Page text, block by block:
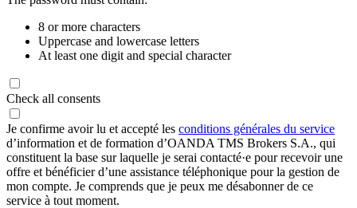
8 or more characters
Uppercase and lowercase letters
At least one digit and special character
Check all consents
Je confirme avoir lu et accepté les conditions générales du service
d’information et de formation d’OANDA TMS Brokers S.A., qui
constituent la base sur laquelle je serai contacté·e pour recevoir une
offre et bénéficier d’une assistance téléphonique pour la gestion de
mon compte. Je comprends que je peux me désabonner de ce
service à tout moment.